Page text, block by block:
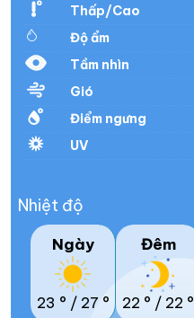
Thấp/Cao
Độ ẩm
Tầm nhìn
Gió
Điểm ngưng
UV
Nhiệt độ
Ngày
23 ° / 27 °
Đêm
22 ° / 22 °